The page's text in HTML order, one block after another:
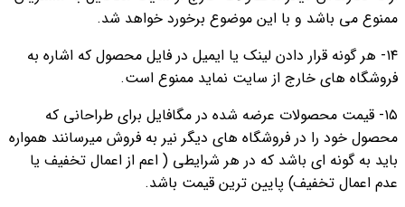
ممنوع می باشد و با این موضوع برخورد خواهد شد.
۱۴- هر گونه قرار دادن لینک یا ایمیل در فایل محصول که اشاره به
فروشگاه های خارج از سایت نماید ممنوع است.
۱۵- قیمت محصولات عرضه شده در مگافایل برای طراحانی که
محصول خود را در فروشگاه های دیگر نیر به فروش میرسانند همواره
باید به گونه ای باشد که در هر شرایطی ( اعم از اعمال تخفیف یا
عدم اعمال تخفیف) پایین ترین قیمت باشد.